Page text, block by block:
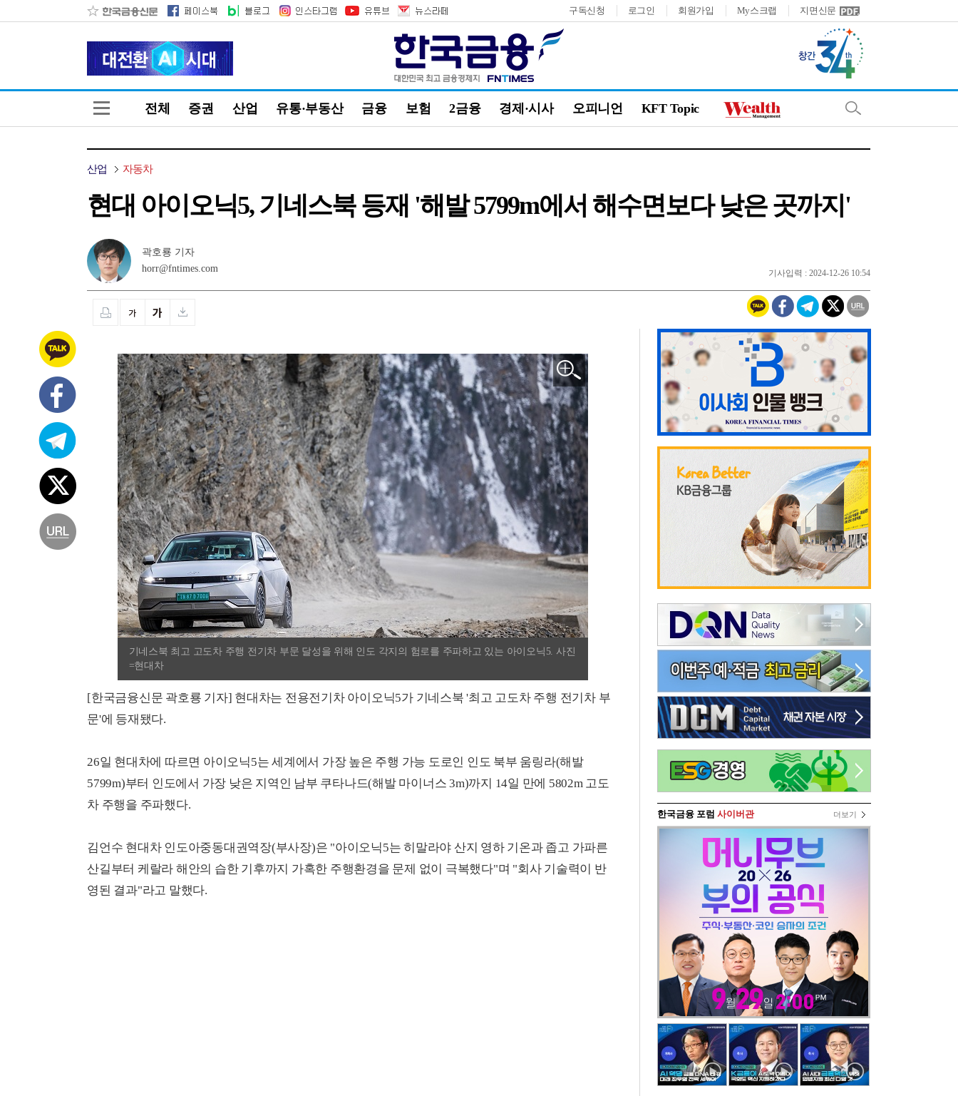
구독신청 로그인 회원가입 My스크랩 지면신문
전체 증권 산업 유통·부동산 금융 보험 2금융 경제·시사 오피니언 KFT Topic
산업 자동차
현대 아이오닉5, 기네스북 등재 '해발 5799m에서 해수면보다 낮은 곳까지'
곽호룡 기자
horr@fntimes.com
기사입력 : 2024-12-26 10:54
기네스북 최고 고도차 주행 전기차 부문 달성을 위해 인도 각지의 험로를 주파하고 있는 아이오닉5. 사진
=현대차
[한국금융신문 곽호룡 기자] 현대차는 전용전기차 아이오닉5가 기네스북 '최고 고도차 주행 전기차 부
문'에 등재됐다.
26일 현대차에 따르면 아이오닉5는 세계에서 가장 높은 주행 가능 도로인 인도 북부 움링라(해발
5799m)부터 인도에서 가장 낮은 지역인 남부 쿠타나드(해발 마이너스 3m)까지 14일 만에 5802m 고도
차 주행을 주파했다.
김언수 현대차 인도아중동대권역장(부사장)은 "아이오닉5는 히말라야 산지 영하 기온과 좁고 가파른
산길부터 케랄라 해안의 습한 기후까지 가혹한 주행환경을 문제 없이 극복했다"며 "회사 기술력이 반
영된 결과"라고 말했다.
한국금융 포럼 사이버관 더보기